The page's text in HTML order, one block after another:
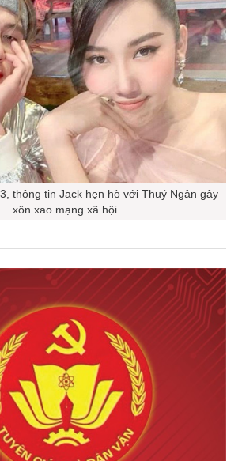
thông tin Jack hẹn hò với Thuý Ngân gây
xôn xao mạng xã hội